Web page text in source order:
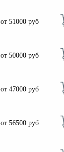
от51000 руб
от50000 руб
от47000 руб
от56500 руб